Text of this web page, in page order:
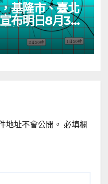
基隆市、臺北
布明日8月3日
管理人員客服
皆停止一天，
於8月4日依序
地址不會公開。 必填欄